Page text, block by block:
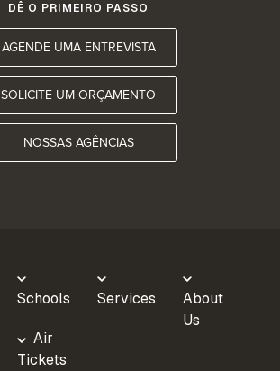
DÊ O PRIMEIRO PASSO
AGENDE UMA ENTREVISTA
SOLICITE UM ORÇAMENTO
NOSSAS AGÊNCIAS
Schools
Air
Tickets
Services
About
Us